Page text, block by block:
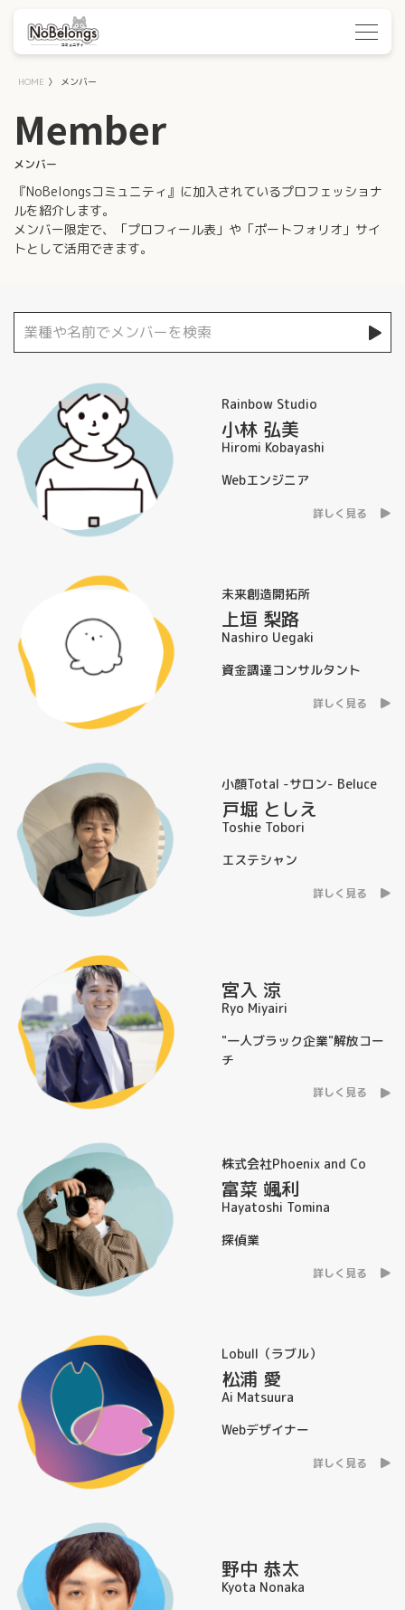
HOME 〉 メンバー
Member
メンバー
『NoBelongsコミュニティ』に加入されているプロフェッショナ
ルを紹介します。
メンバー限定で、「プロフィール表」や「ポートフォリオ」サイ
トとして活用できます。
Rainbow Studio
小林 弘美
Hiromi Kobayashi
Webエンジニア
詳しく見る
未来創造開拓所
上垣 梨路
Nashiro Uegaki
資金調達コンサルタント
詳しく見る
小顔Total -サロン- Beluce
戸堀 としえ
Toshie Tobori
エステシャン
詳しく見る
宮入 涼
Ryo Miyairi
"一人ブラック企業"解放コー
チ
詳しく見る
株式会社Phoenix and Co
富菜 颯利
Hayatoshi Tomina
探偵業
詳しく見る
Lobull（ラブル）
松浦 愛
Ai Matsuura
Webデザイナー
詳しく見る
野中 恭太
Kyota Nonaka